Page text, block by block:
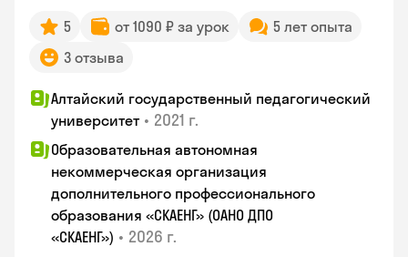
5 от 1090 ₽ за урок
5 лет опыта
3 отзыва
Алтайский государственный педагогический
университет • 2021 г.
Образовательная автономная
некоммерческая организация
дополнительного профессионального
образования «СКАЕНГ» (ОАНО ДПО
«СКАЕНГ») • 2026 г.